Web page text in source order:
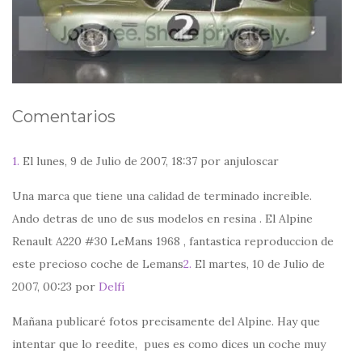
Comentarios
1. El lunes, 9 de Julio de 2007, 18:37 por anjuloscar
Una marca que tiene una calidad de terminado increible.
Ando detras de uno de sus modelos en resina . El Alpine
Renault A220 #30 LeMans 1968 , fantastica reproduccion de
este precioso coche de Lemans2. El martes, 10 de Julio de
2007, 00:23 por Delfí
Mañana publicaré fotos precisamente del Alpine. Hay que
intentar que lo reedite, pues es como dices un coche muy